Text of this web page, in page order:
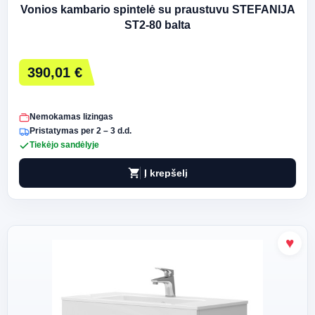
Vonios kambario spintelė su praustuvu STEFANIJA
ST2-80 balta
390,01 €
Nemokamas lizingas
Pristatymas per 2 – 3 d.d.
Tiekėjo sandėlyje
shopping_cart Į krepšelį